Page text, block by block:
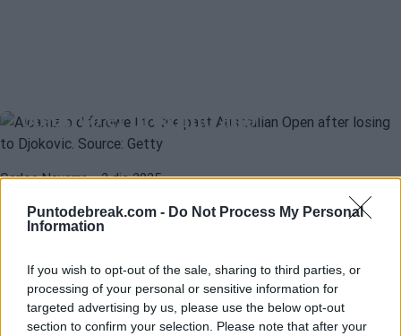
Puntodebreak.com - Do Not Process My Personal
Information
If you wish to opt-out of the sale, sharing to third parties, or
processing of your personal or sensitive information for
targeted advertising by us, please use the below opt-out
section to confirm your selection. Please note that after your
objetivo el próximo año"
Carlos Navarro- 2 dic 2025
Melbourne aparece en el horizonte como la gran motivación de un
tipo al que apenas le quedan desafíos por cumplir. ¿Será 2026, al
SUMIT NAGAL ATP
con su visado que puede privarle de
jugar el Open de Australia 2026